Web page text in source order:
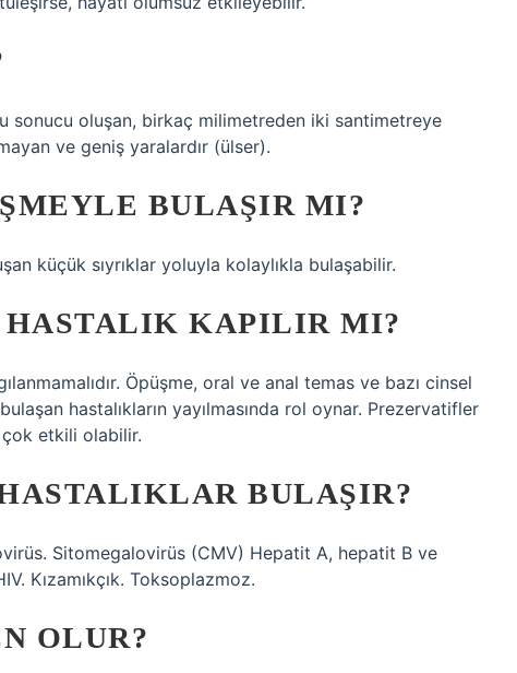
sonucu oluşan, birkaç milimetreden iki santimetreye
ve geniş yaralardır (ülser).
BULAŞIR MI?
küçük sıyrıklar yoluyla kolaylıkla bulaşabilir.
HASTALIK KAPILIR MI?
Öpüşme, oral ve anal temas ve bazı cinsel
hastalıkların yayılmasında rol oynar. Prezervatifler
çok etkili olabilir.
BULAŞIR?
Sitomegalovirüs (CMV) Hepatit A, hepatit B ve
Kızamıkçık. Toksoplazmoz.
OLUR?